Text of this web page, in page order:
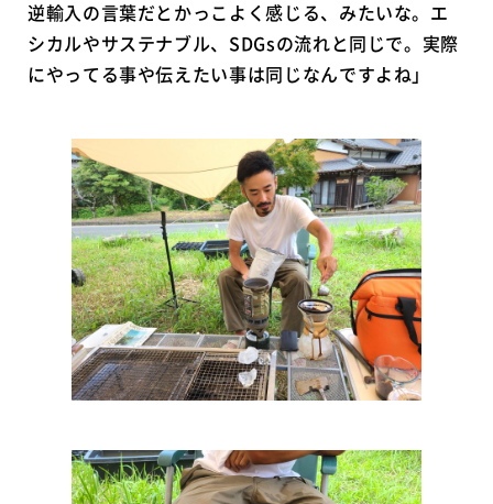
逆輸入の言葉だとかっこよく感じる、みたいな。エ
シカルやサステナブル、SDGsの流れと同じで。実際
にやってる事や伝えたい事は同じなんですよね」